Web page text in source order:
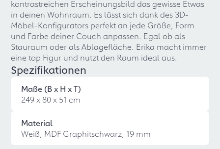
kontrastreichen Erscheinungsbild das gewisse Etwas
in deinen Wohnraum. Es lässt sich dank des 3D-
Möbel-Konfigurators perfekt an jede Größe, Form
und Farbe deiner Couch anpassen. Egal ob als
Stauraum oder als Ablagefläche. Erika macht immer
eine top Figur und nutzt den Raum ideal aus.
Spezifikationen
Maße (B x H x T)
249 x 80 x 51 cm
Material
Weiß, MDF Graphitschwarz, 19 mm